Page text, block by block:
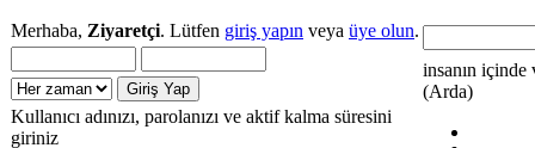
Merhaba, Ziyaretçi. Lütfen giriş yapın veya üye olun.
Kullanıcı adınızı, parolanızı ve aktif kalma süresini
giriniz
insanın içinde
(Arda)